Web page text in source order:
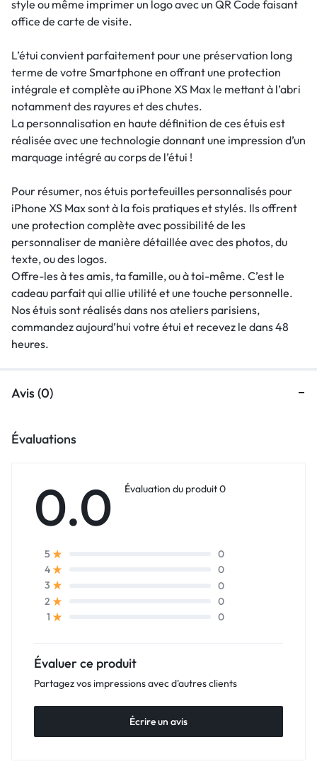
style ou même imprimer un logo avec un QR Code faisant
office de carte de visite.
L’étui convient parfaitement pour une préservation long
terme de votre Smartphone en offrant une protection
intégrale et complète au iPhone XS Max le mettant à l’abri
notamment des rayures et des chutes.
La personnalisation en haute définition de ces étuis est
réalisée avec une technologie donnant une impression d’un
marquage intégré au corps de l’étui !
Pour résumer, nos étuis portefeuilles personnalisés pour
iPhone XS Max sont à la fois pratiques et stylés. Ils offrent
une protection complète avec possibilité de les
personnaliser de manière détaillée avec des photos, du
texte, ou des logos.
Offre-les à tes amis, ta famille, ou à toi-même. C’est le
cadeau parfait qui allie utilité et une touche personnelle.
Nos étuis sont réalisés dans nos ateliers parisiens,
commandez aujourd’hui votre étui et recevez le dans 48
heures.
Avis (0)
Évaluations
0.0 Évaluation du produit 0
5
0
4
0
3
0
2
0
1
0
Évaluer ce produit
Partagez vos impressions avec d'autres clients
Écrire un avis